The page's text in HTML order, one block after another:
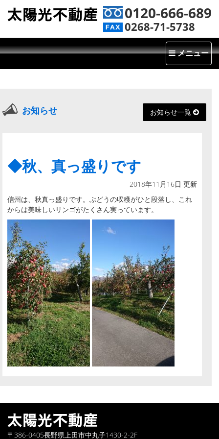
0120-666-689
0268-71-5738
Toggle
メニュー
お知らせ お知らせ一覧
◆秋、真っ盛りです
2018年11月16日 更新
信州は、秋真っ盛りです。ぶどうの収穫がひと段落し、これ
からは美味しいリンゴがたくさん実っています。
〒386-0405長野県上田市中丸子1430-2-2F